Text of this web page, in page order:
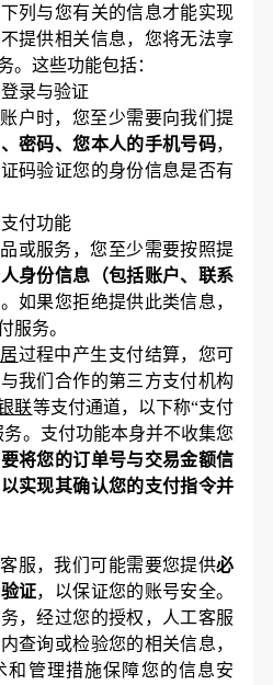
列与您有关的信息才能实现
提供相关信息，您将无法享
。这些功能包括：
录与验证
账户时，您至少需要向我们提
密码、您本人的手机号码，
码验证您的身份信息是否有
付功能
或服务，您至少需要按照提
身份信息（包括账户、 联系
。如果您拒绝提供此类信息，
服务。
过程中产生支付结算，您可
我们合作的第三方支付机构
联等支付通道，以下称“支付
。支付功能本身并不收集您
将您的订单号与交易金额信
实现其确认您的支付指令并
服，我们可能需要您提供必
证，以保证您的账号安全。
，经过您的授权，人工客服
查询或检验您的相关信息，
和管理措施保障您的信息安